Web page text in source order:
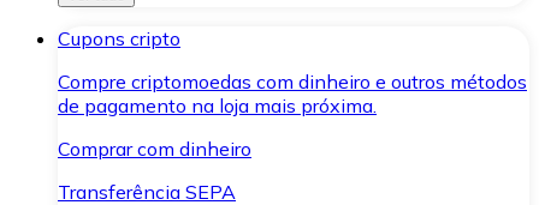
Cupons cripto
Compre criptomoedas com dinheiro e outros métodos
de pagamento na loja mais próxima.
Comprar com dinheiro
Transferência SEPA